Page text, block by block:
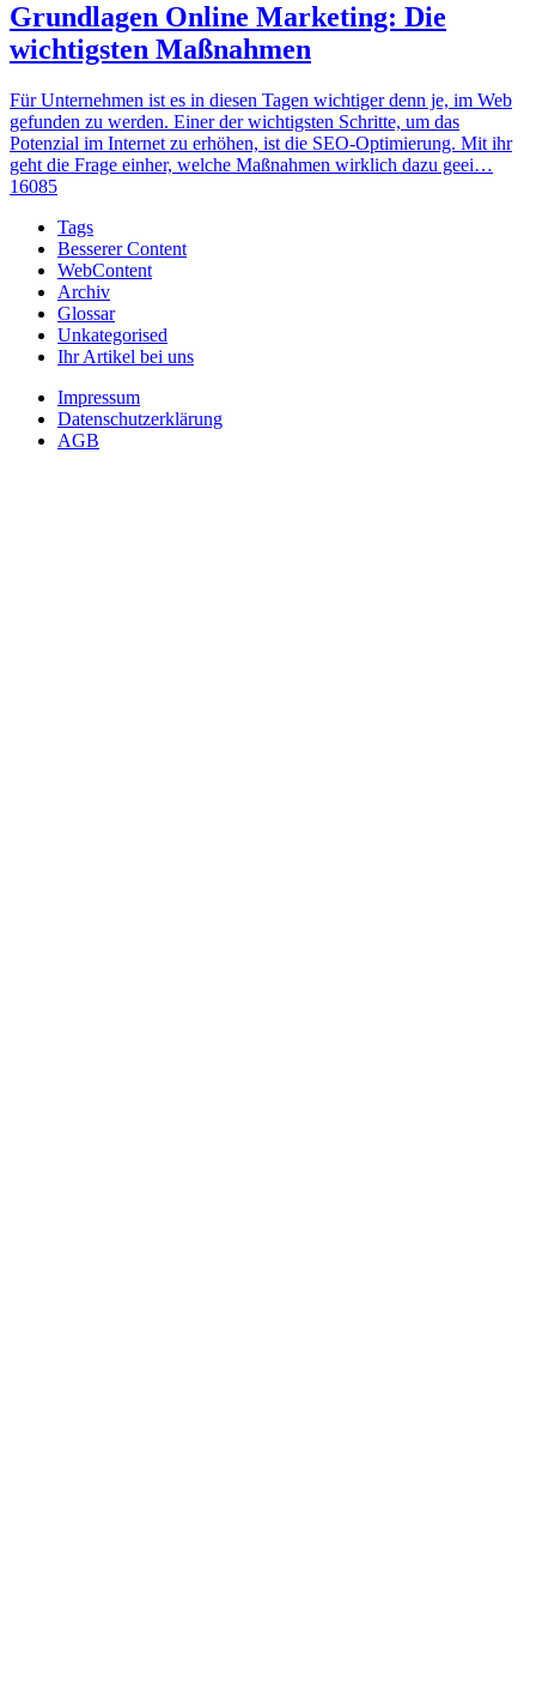
Grundlagen Online Marketing: Die
wichtigsten Maßnahmen
Für Unternehmen ist es in diesen Tagen wichtiger denn je, im Web
gefunden zu werden. Einer der wichtigsten Schritte, um das
Potenzial im Internet zu erhöhen, ist die SEO-Optimierung. Mit ihr
geht die Frage einher, welche Maßnahmen wirklich dazu geei…
16085
Tags
Besserer Content
WebContent
Archiv
Glossar
Unkategorised
Ihr Artikel bei uns
Impressum
Datenschutzerklärung
AGB